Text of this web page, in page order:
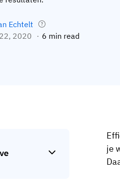
Echtelt
2020
6 min read
je